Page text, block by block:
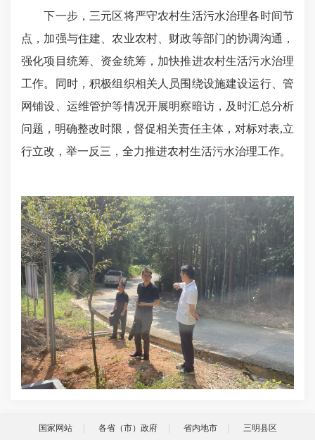
下一步，三元区将严守农村生活污水治理各时间节
点，加强与住建、农业农村、财政等部门的协调沟通，
强化项目统筹、资金统筹，加快推进农村生活污水治理
工作。同时，积极组织相关人员围绕设施建设运行、管
网铺设、运维管护等情况开展明察暗访，及时汇总分析
问题，明确整改时限，督促相关责任主体，对标对表,立
行立改，举一反三，全力推进农村生活污水治理工作。
国家网站 各省（市）政府 省内地市 三明县区